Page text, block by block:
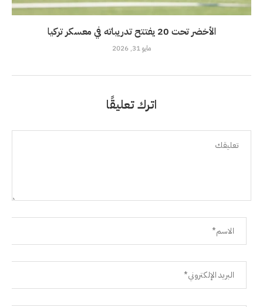
الأخضر تحت 20 يفتتح تدريباته في معسكر تركيا
مايو 31, 2026
اترك تعليقًا